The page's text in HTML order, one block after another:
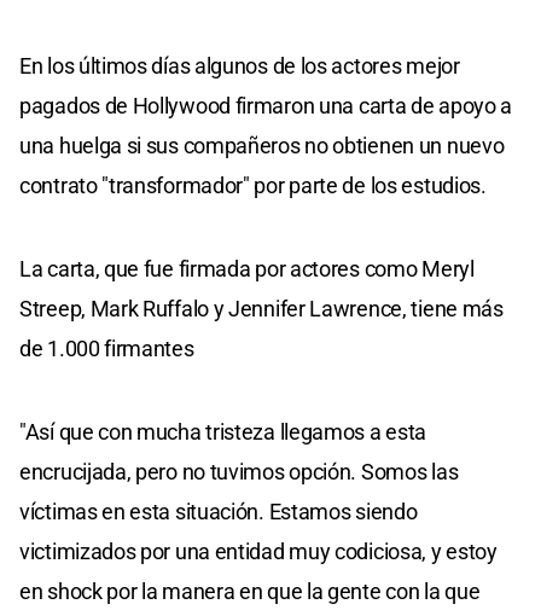
En los últimos días algunos de los actores mejor
pagados de Hollywood firmaron una carta de apoyo a
una huelga si sus compañeros no obtienen un nuevo
contrato "transformador" por parte de los estudios.
La carta, que fue firmada por actores como Meryl
Streep, Mark Ruffalo y Jennifer Lawrence, tiene más
de 1.000 firmantes
"Así que con mucha tristeza llegamos a esta
encrucijada, pero no tuvimos opción. Somos las
víctimas en esta situación. Estamos siendo
victimizados por una entidad muy codiciosa, y estoy
en shock por la manera en que la gente con la que